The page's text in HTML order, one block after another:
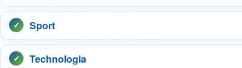
Sport
Technologia